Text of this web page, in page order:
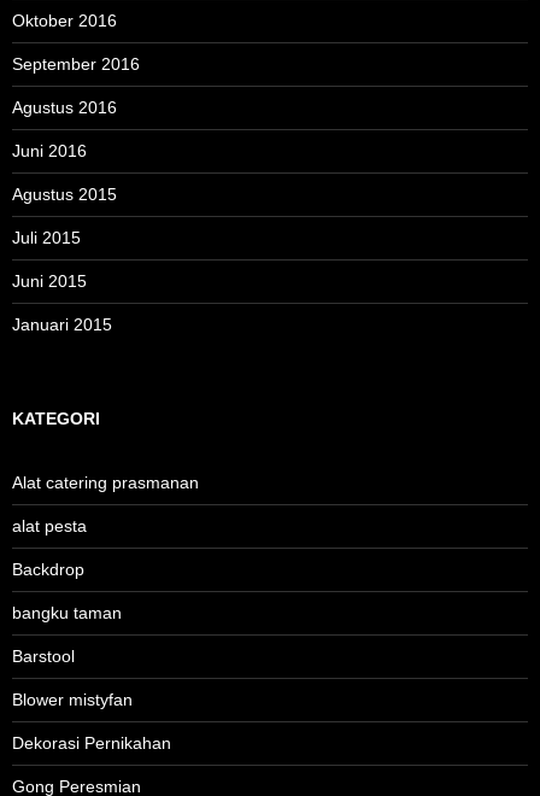
Oktober 2016
September 2016
Agustus 2016
Juni 2016
Agustus 2015
Juli 2015
Juni 2015
Januari 2015
KATEGORI
Alat catering prasmanan
alat pesta
Backdrop
bangku taman
Barstool
Blower mistyfan
Dekorasi Pernikahan
Gong Peresmian